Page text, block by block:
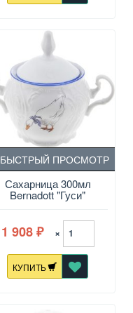
Сахарница 300мл
Bernadott "Гуси"
БЫСТРЫЙ ПРОСМОТР
1 908 ₽ ×
КУПИТЬ